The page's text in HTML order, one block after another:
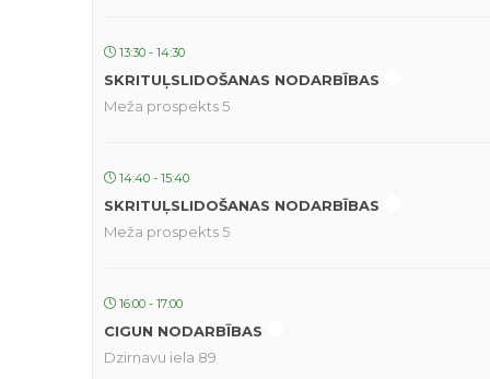
13:30 - 14:30
SKRITUĻSLIDOŠANAS NODARBĪBAS
Meža prospekts 5
14:40 - 15:40
SKRITUĻSLIDOŠANAS NODARBĪBAS
Meža prospekts 5
16:00 - 17:00
CIGUN NODARBĪBAS
Dzirnavu iela 89